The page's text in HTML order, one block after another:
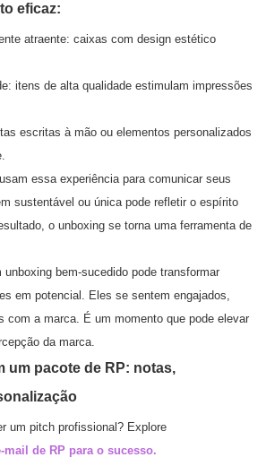
eficaz:
atraente: caixas com design estético
itens de alta qualidade estimulam impressões
escritas à mão ou elementos personalizados
essa experiência para comunicar seus
sustentável ou única pode refletir o espírito
o unboxing se torna uma ferramenta de
bem-sucedido pode transformar
em potencial. Eles se sentem engajados,
com a marca. É um momento que pode elevar
da marca.
um pacote de RP: notas,
um pitch profissional? Explore
mail de RP para o sucesso.